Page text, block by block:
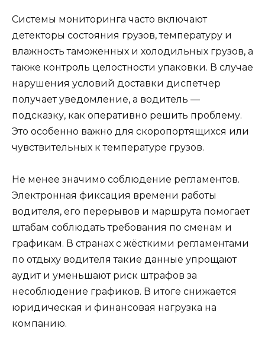
Системы мониторинга часто включают
детекторы состояния грузов, температуру и
влажность таможенных и холодильных грузов, а
также контроль целостности упаковки. В случае
нарушения условий доставки диспетчер
получает уведомление, а водитель —
подсказку, как оперативно решить проблему.
Это особенно важно для скоропортящихся или
чувствительных к температуре грузов.
Не менее значимо соблюдение регламентов.
Электронная фиксация времени работы
водителя, его перерывов и маршрута помогает
штабам соблюдать требования по сменам и
графикам. В странах с жёсткими регламентами
по отдыху водителя такие данные упрощают
аудит и уменьшают риск штрафов за
несоблюдение графиков. В итоге снижается
юридическая и финансовая нагрузка на
компанию.